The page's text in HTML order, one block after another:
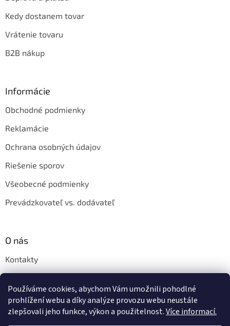
Používáme cookies, abychom Vám umožnili pohodlné
prohlížení webu a díky analýze provozu webu neustále
zlepšovali jeho funkce, výkon a použitelnost.Více informací.
Kedy dostanem tovar
Vrátenie tovaru
B2B nákup
Informácie
Obchodné podmienky
Reklamácie
Ochrana osobných údajov
Riešenie sporov
Všeobecné podmienky
Prevádzkovateľ vs. dodávateľ
O nás
Kontakty
Napíšte nám